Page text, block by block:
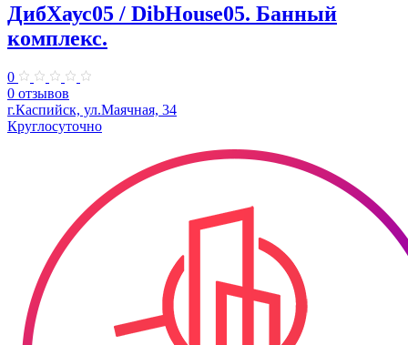
ДибХаус05 / DibHouse05. Банный
комплекс.
0
0 отзывов
г.Каспийск, ул.Маячная, 34
Круглосуточно